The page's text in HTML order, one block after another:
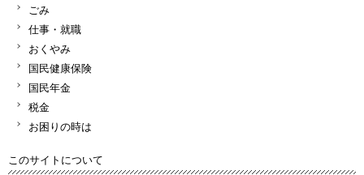
ごみ
仕事・就職
おくやみ
国民健康保険
国民年金
税金
お困りの時は
このサイトについて